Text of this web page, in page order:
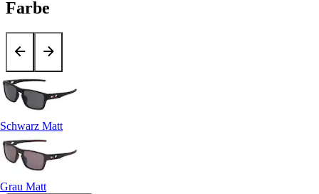
Farbe
Schwarz Matt
Grau Matt